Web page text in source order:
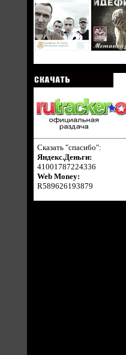
Сказать "спасибо":
Яндекс.Деньги:
41001787224336
Web Money:
R589626193879